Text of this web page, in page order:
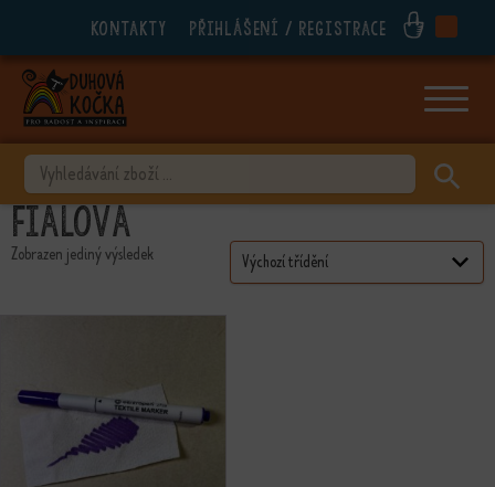
Kontakty Přihlášení / registrace
VYHLEDÁVÁNÍ
Fialová
Zobrazen jediný výsledek